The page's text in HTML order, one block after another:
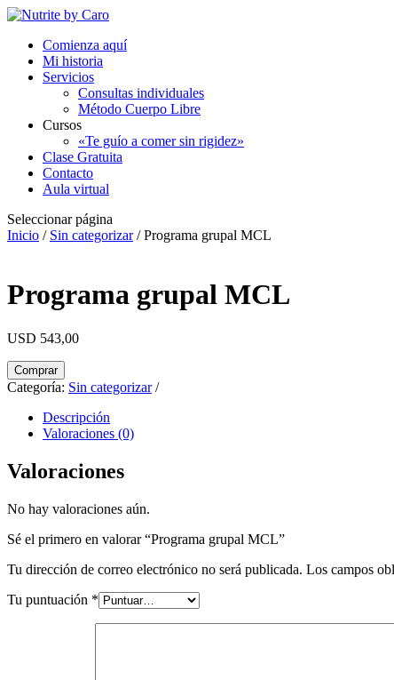
Comienza aquí
Mi historia
Servicios
Consultas individuales
Método Cuerpo Libre
Cursos
«Te guío a comer sin rigidez»
Clase Gratuita
Contacto
Aula virtual
Seleccionar página
Inicio / Sin categorizar/ Programa grupal MCL
Programa grupal MCL
USD 543,00
Programa
grupal
MCL
cantidad
Comprar
Categoría: Sin categorizar
Descripción
Valoraciones (0)
Valoraciones
No hay valoraciones aún.
Sé el primero en valorar “Programa grupal MCL”
Tu dirección de correo electrónico no será publicada. Los campos
Tu puntuación *